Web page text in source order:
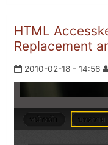
HTML
Replacement
2010-02-18 - 14:56